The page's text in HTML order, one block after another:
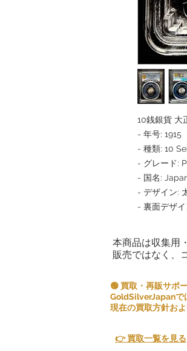
10銭銀貨 大
- 年号: 1915
- 種類: 10
- グレード:
- 国名:
- デザイン:
- 裏面デザ
本商品は収集用
販売ではなく、
🟢 買取・再販サポ
GoldSilverJapanで
現在の買取方針お
👉 買取一覧を見る